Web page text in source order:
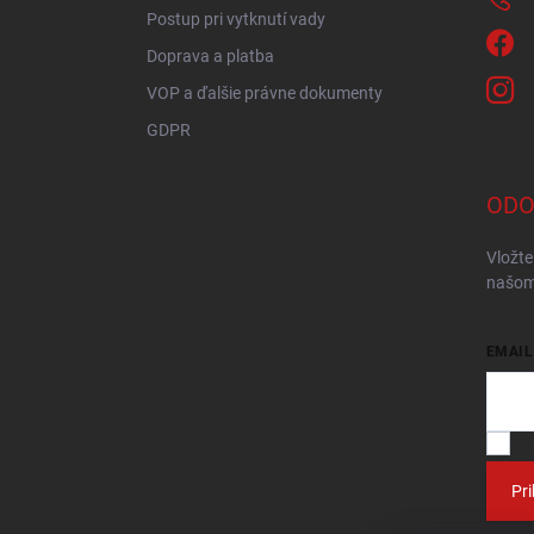
Postup pri vytknutí vady
Doprava a platba
VOP a ďalšie právne dokumenty
GDPR
EMAIL